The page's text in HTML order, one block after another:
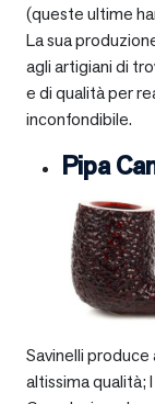
(queste ultime
La sua
agli artigiani di
e di qualità per
inconfondibile.
Pipa
Savinelli produce
altissima qualità;